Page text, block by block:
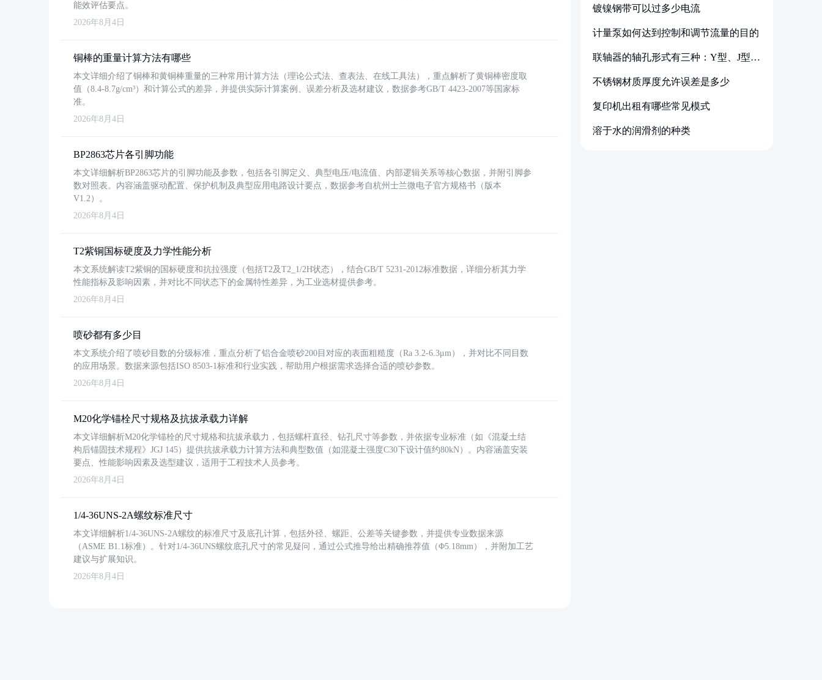
能效评估要点。
2026年8月4日
铜棒的重量计算方法有哪些
本文详细介绍了铜棒和黄铜棒重量的三种常用计算方法（理论公式法、查表法、在线工具法），重点解析了黄铜棒密度取
值（8.4-8.7g/cm³）和计算公式的差异，并提供实际计算案例、误差分析及选材建议，数据参考GB/T 4423-2007等国家标
准。
2026年8月4日
BP2863芯片各引脚功能
本文详细解析BP2863芯片的引脚功能及参数，包括各引脚定义、典型电压/电流值、内部逻辑关系等核心数据，并附引脚参
数对照表。内容涵盖驱动配置、保护机制及典型应用电路设计要点，数据参考自杭州士兰微电子官方规格书（版本
V1.2）。
2026年8月4日
T2紫铜国标硬度及力学性能分析
本文系统解读T2紫铜的国标硬度和抗拉强度（包括T2及T2_1/2H状态），结合GB/T 5231-2012标准数据，详细分析其力学
性能指标及影响因素，并对比不同状态下的金属特性差异，为工业选材提供参考。
2026年8月4日
喷砂都有多少目
本文系统介绍了喷砂目数的分级标准，重点分析了铝合金喷砂200目对应的表面粗糙度（Ra 3.2-6.3μm），并对比不同目数
的应用场景。数据来源包括ISO 8503-1标准和行业实践，帮助用户根据需求选择合适的喷砂参数。
2026年8月4日
M20化学锚栓尺寸规格及抗拔承载力详解
本文详细解析M20化学锚栓的尺寸规格和抗拔承载力，包括螺杆直径、钻孔尺寸等参数，并依据专业标准（如《混凝土结
构后锚固技术规程》JGJ 145）提供抗拔承载力计算方法和典型数值（如混凝土强度C30下设计值约80kN）。内容涵盖安装
要点、性能影响因素及选型建议，适用于工程技术人员参考。
2026年8月4日
1/4-36UNS-2A螺纹标准尺寸
本文详细解析1/4-36UNS-2A螺纹的标准尺寸及底孔计算，包括外径、螺距、公差等关键参数，并提供专业数据来源
（ASME B1.1标准）。针对1/4-36UNS螺纹底孔尺寸的常见疑问，通过公式推导给出精确推荐值（Φ5.18mm），并附加工艺
建议与扩展知识。
2026年8月4日
镀镍钢带可以过多少电流
计量泵如何达到控制和调节流量的目的
联轴器的轴孔形式有三种：Y型、J型、
不锈钢材质厚度允许误差是多少
复印机出租有哪些常见模式
溶于水的润滑剂的种类